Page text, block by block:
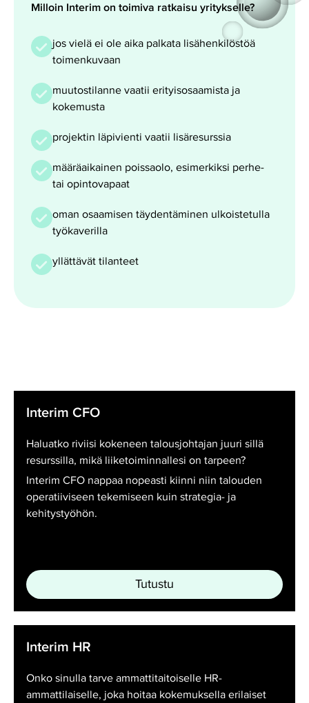
Milloin Interim on toimiva ratkaisu yritykselle?
jos vielä ei ole aika palkata lisähenkilöstöä
toimenkuvaan
muutostilanne vaatii erityisosaamista ja
kokemusta
projektin läpivienti vaatii lisäresurssia
määräaikainen poissaolo, esimerkiksi perhe-
tai opintovapaat
oman osaamisen täydentäminen ulkoistetulla
työkaverilla
yllättävät tilanteet
Interim CFO
Haluatko riviisi kokeneen talousjohtajan juuri sillä
resurssilla, mikä liiketoiminnallesi on tarpeen?
Interim CFO nappaa nopeasti kiinni niin talouden
operatiiviseen tekemiseen kuin strategia- ja
kehitystyöhön.
CFO
Tutustu
Interim HR
Onko sinulla tarve ammattitaitoiselle HR-
ammattilaiselle, joka hoitaa kokemuksella erilaiset
HR